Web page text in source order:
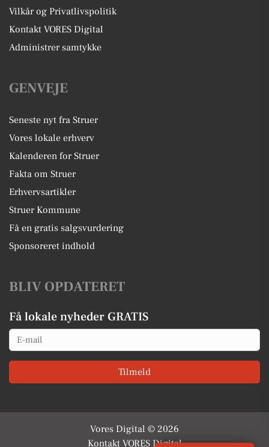
Vilkår og Privatlivspolitik
Kontakt VORES Digital
Administrer samtykke
GENVEJE
Seneste nyt fra Struer
Vores lokale erhverv
Kalenderen for Struer
Fakta om Struer
Erhvervsartikler
Struer Kommune
Få en gratis salgsvurdering
Sponsoreret indhold
BLIV OPDATERET
Få lokale nyheder GRATIS
Email
Tilmeld
Vores Digital © 2026
Kontakt VORES Digital